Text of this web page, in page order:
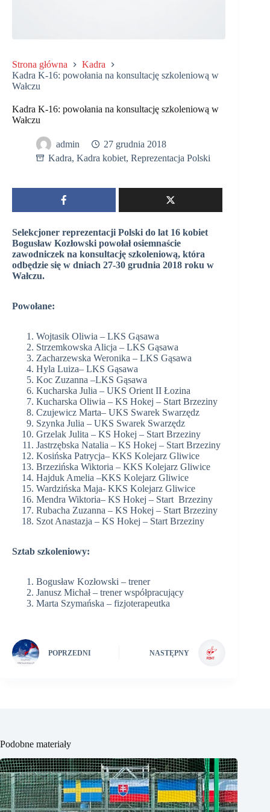
Strona główna
Kadra
Kadra K-16: powołania na konsultację szkoleniową w
Wałczu
Kadra K-16: powołania na konsultację szkoleniową w
Wałczu
admin
27 grudnia 2018
Kadra, Kadra kobiet, Reprezentacja Polski
Selekcjoner reprezentacji Polski do lat 16 kobiet
Bogusław Kozłowski powołał osiemnaście
zawodniczek na konsultację szkoleniową, która
odbędzie się w dniach 27-30 grudnia 2018 roku w
Wałczu.
Powołane:
Wojtasik Oliwia – LKS Gąsawa
Strzemkowska Alicja – LKS Gąsawa
Zacharzewska Weronika – LKS Gąsawa
Hyla Luiza– LKS Gąsawa
Koc Zuzanna –LKS Gąsawa
Kucharska Julia – UKS Orient II Łozina
Kucharska Oliwia – KS Hokej – Start Brzeziny
Czujewicz Marta– UKS Swarek Swarzędz
Szynka Julia – UKS Swarek Swarzędz
Grzelak Julita – KS Hokej – Start Brzeziny
Jastrzębska Natalia – KS Hokej – Start Brzeziny
Kosińska Patrycja– KKS Kolejarz Gliwice
Brzezińska Wiktoria – KKS Kolejarz Gliwice
Hajduk Amelia –KKS Kolejarz Gliwice
Wardzińska Maja- KKS Kolejarz Gliwice
Mendra Wiktoria– KS Hokej – Start Brzeziny
Rubacha Zuzanna – KS Hokej – Start Brzeziny
Szot Anastazja – KS Hokej – Start Brzeziny
Sztab szkoleniowy:
Bogusław Kozłowski – trener
Janusz Michał – trener współpracujący
Marta Szymańska – fizjoterapeutka
POPRZEDNI NASTĘPNY
Podobne materiały